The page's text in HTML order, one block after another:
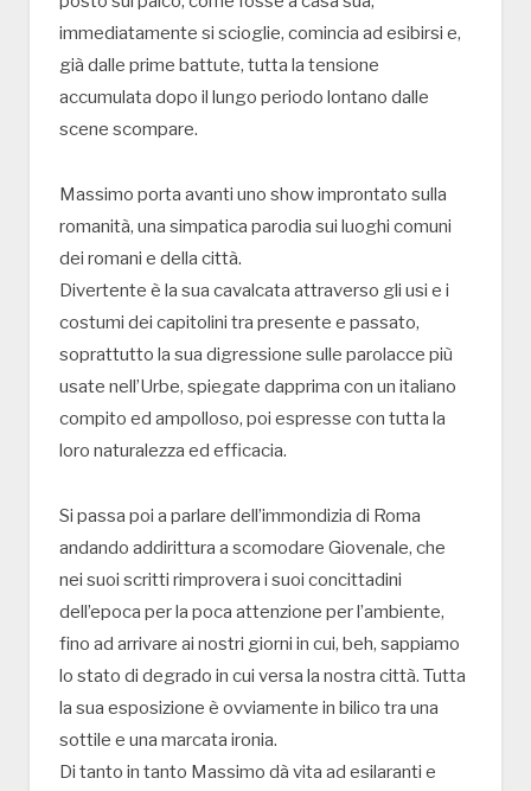
immediatamente si scioglie, comincia ad esibirsi e,
già dalle prime battute, tutta la tensione
accumulata dopo il lungo periodo lontano dalle
scene scompare.
Massimo porta avanti uno show improntato sulla
romanità, una simpatica parodia sui luoghi comuni
dei romani e della città.
Divertente è la sua cavalcata attraverso gli usi e i
costumi dei capitolini tra presente e passato,
soprattutto la sua digressione sulle parolacce più
usate nell’Urbe, spiegate dapprima con un italiano
compito ed ampolloso, poi espresse con tutta la
loro naturalezza ed efficacia.
Si passa poi a parlare dell’immondizia di Roma
andando addirittura a scomodare Giovenale, che
nei suoi scritti rimprovera i suoi concittadini
dell’epoca per la poca attenzione per l’ambiente,
fino ad arrivare ai nostri giorni in cui, beh, sappiamo
lo stato di degrado in cui versa la nostra città. Tutta
la sua esposizione è ovviamente in bilico tra una
sottile e una marcata ironia.
Di tanto in tanto Massimo dà vita ad esilaranti e